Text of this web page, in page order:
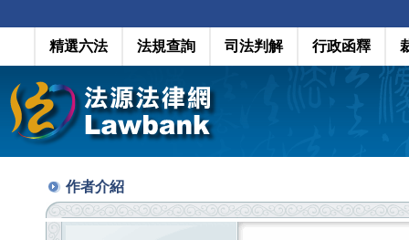
精選六法 法規查詢 司法判解 行政函釋
作者介紹